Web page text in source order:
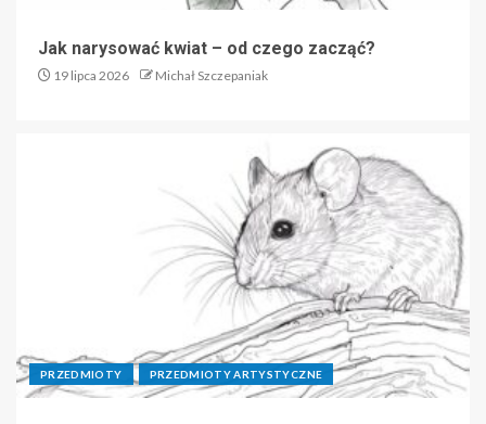
Jak narysować kwiat – od czego zacząć?
19 lipca 2026 Michał Szczepaniak
PRZEDMIOTY PRZEDMIOTY ARTYSTYCZNE